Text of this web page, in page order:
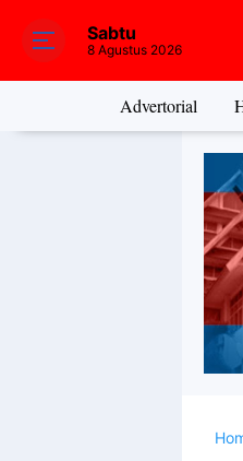
Sabtu
8 Agustus 2026
Advertorial